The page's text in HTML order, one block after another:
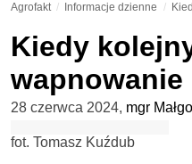
Agrofakt Informacje dzienne
Kiedy
wapnowanie
28 czerwca 2024, mgr
fot. Tomasz Kuźdub